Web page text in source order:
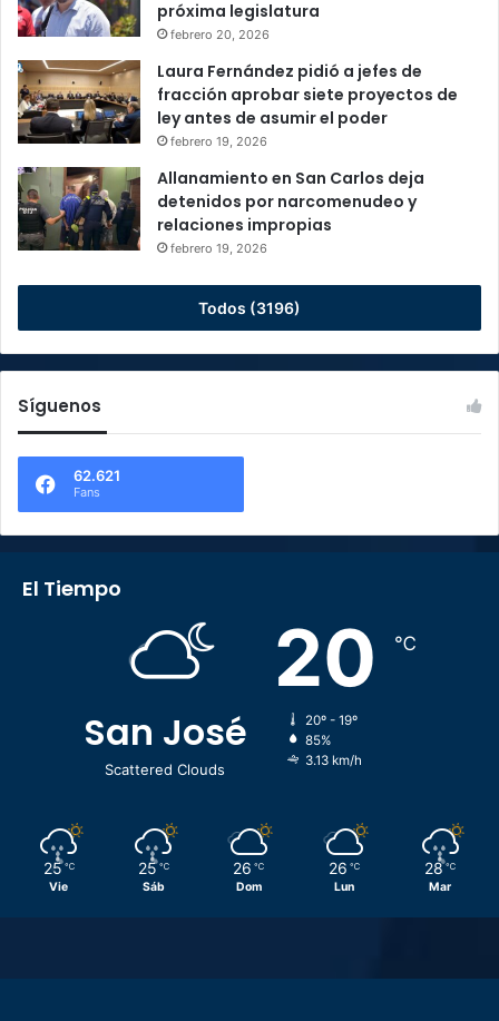
próxima legislatura
febrero 20, 2026
Laura Fernández pidió a jefes de
fracción aprobar siete proyectos de
ley antes de asumir el poder
febrero 19, 2026
Allanamiento en San Carlos deja
detenidos por narcomenudeo y
relaciones impropias
febrero 19, 2026
Todos (3196)
Síguenos
62.621
Fans
El Tiempo
San José
Scattered Clouds
20 ℃
20º - 19º
85%
3.13 km/h
25 ℃
Vie
25 ℃
Sáb
26 ℃
Dom
26 ℃
Lun
28 ℃
Mar